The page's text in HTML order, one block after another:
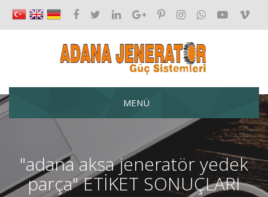
MENÜ
"adana aksa jeneratör yedek
parça" ETİKET SONUÇLARI